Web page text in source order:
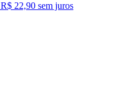
R$ 22,90 sem juros